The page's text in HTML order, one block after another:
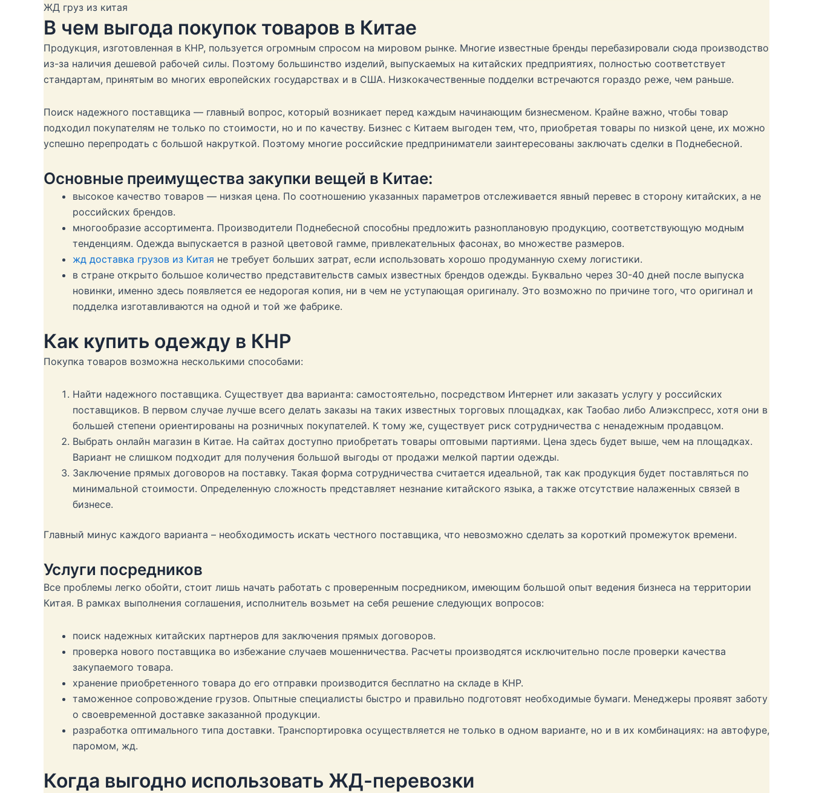
ЖД груз из китая
В чем выгода покупок товаров в Китае
Продукция, изготовленная в КНР, пользуется огромным спросом на мировом рынке. Многие известные бренды перебазировали сюда производство
из-за наличия дешевой рабочей силы. Поэтому большинство изделий, выпускаемых на китайских предприятиях, полностью соответствует
стандартам, принятым во многих европейских государствах и в США. Низкокачественные подделки встречаются гораздо реже, чем раньше.
Поиск надежного поставщика — главный вопрос, который возникает перед каждым начинающим бизнесменом. Крайне важно, чтобы товар
подходил покупателям не только по стоимости, но и по качеству. Бизнес с Китаем выгоден тем, что, приобретая товары по низкой цене, их можно
успешно перепродать с большой накруткой. Поэтому многие российские предприниматели заинтересованы заключать сделки в Поднебесной.
Основные преимущества закупки вещей в Китае:
высокое качество товаров — низкая цена. По соотношению указанных параметров отслеживается явный перевес в сторону китайских, а не
российских брендов.
многообразие ассортимента. Производители Поднебесной способны предложить разноплановую продукцию, соответствующую модным
тенденциям. Одежда выпускается в разной цветовой гамме, привлекательных фасонах, во множестве размеров.
жд доставка грузов из Китая не требует больших затрат, если использовать хорошо продуманную схему логистики.
в стране открыто большое количество представительств самых известных брендов одежды. Буквально через 30-40 дней после выпуска
новинки, именно здесь появляется ее недорогая копия, ни в чем не уступающая оригиналу. Это возможно по причине того, что оригинал и
подделка изготавливаются на одной и той же фабрике.
Как купить одежду в КНР
Покупка товаров возможна несколькими способами:
Найти надежного поставщика. Существует два варианта: самостоятельно, посредством Интернет или заказать услугу у российских
поставщиков. В первом случае лучше всего делать заказы на таких известных торговых площадках, как Таобао либо Алиэкспресс, хотя они в
большей степени ориентированы на розничных покупателей. К тому же, существует риск сотрудничества с ненадежным продавцом.
Выбрать онлайн магазин в Китае. На сайтах доступно приобретать товары оптовыми партиями. Цена здесь будет выше, чем на площадках.
Вариант не слишком подходит для получения большой выгоды от продажи мелкой партии одежды.
Заключение прямых договоров на поставку. Такая форма сотрудничества считается идеальной, так как продукция будет поставляться по
минимальной стоимости. Определенную сложность представляет незнание китайского языка, а также отсутствие налаженных связей в
бизнесе.
Главный минус каждого варианта – необходимость искать честного поставщика, что невозможно сделать за короткий промежуток времени.
Услуги посредников
Все проблемы легко обойти, стоит лишь начать работать с проверенным посредником, имеющим большой опыт ведения бизнеса на территории
Китая. В рамках выполнения соглашения, исполнитель возьмет на себя решение следующих вопросов:
поиск надежных китайских партнеров для заключения прямых договоров.
проверка нового поставщика во избежание случаев мошенничества. Расчеты производятся исключительно после проверки качества
закупаемого товара.
хранение приобретенного товара до его отправки производится бесплатно на складе в КНР.
таможенное сопровождение грузов. Опытные специалисты быстро и правильно подготовят необходимые бумаги. Менеджеры проявят заботу
о своевременной доставке заказанной продукции.
разработка оптимального типа доставки. Транспортировка осуществляется не только в одном варианте, но и в их комбинациях: на автофуре,
паромом, жд.
Когда выгодно использовать ЖД-перевозки